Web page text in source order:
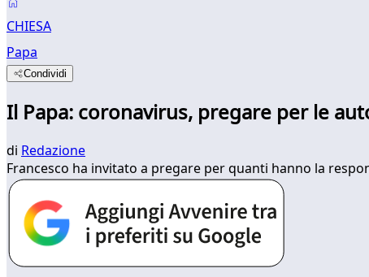
CHIESA
Papa
Condividi
Il Papa: coronavirus, pregare per le
di Redazione
Francesco ha invitato a pregare per quanti hanno la